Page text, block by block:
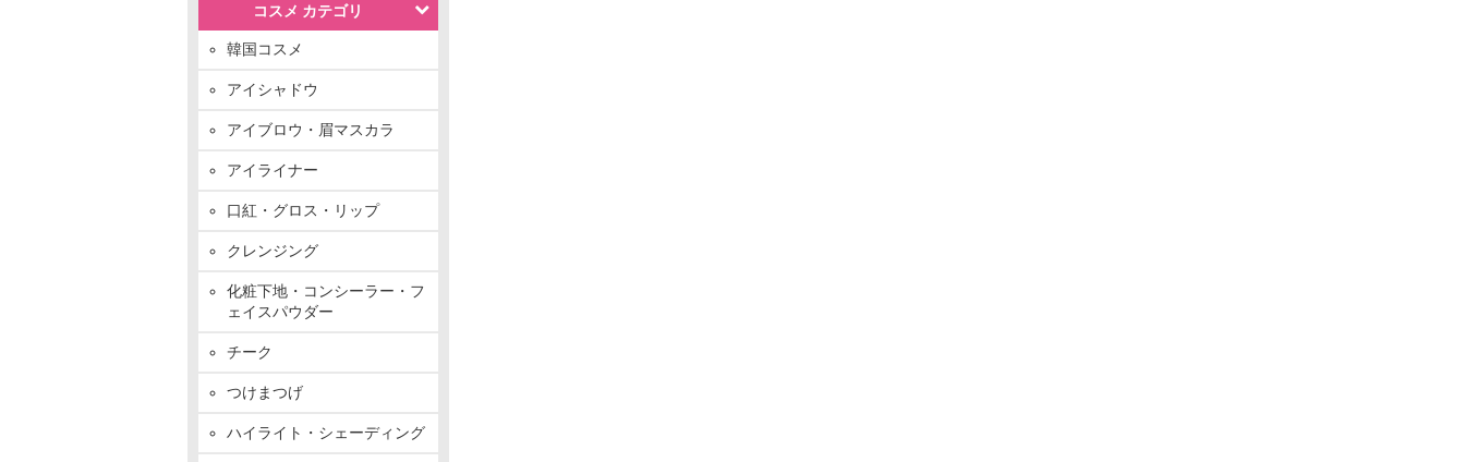
コスメ カテゴリ
韓国コスメ
アイシャドウ
アイブロウ・眉マスカラ
アイライナー
口紅・グロス・リップ
クレンジング
化粧下地・コンシーラー・フ
ェイスパウダー
チーク
つけまつげ
ハイライト・シェーディング